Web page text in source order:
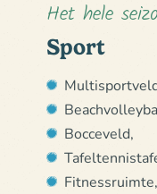
Het hele
Sport
Bocceveld,
Fitnessruimte,